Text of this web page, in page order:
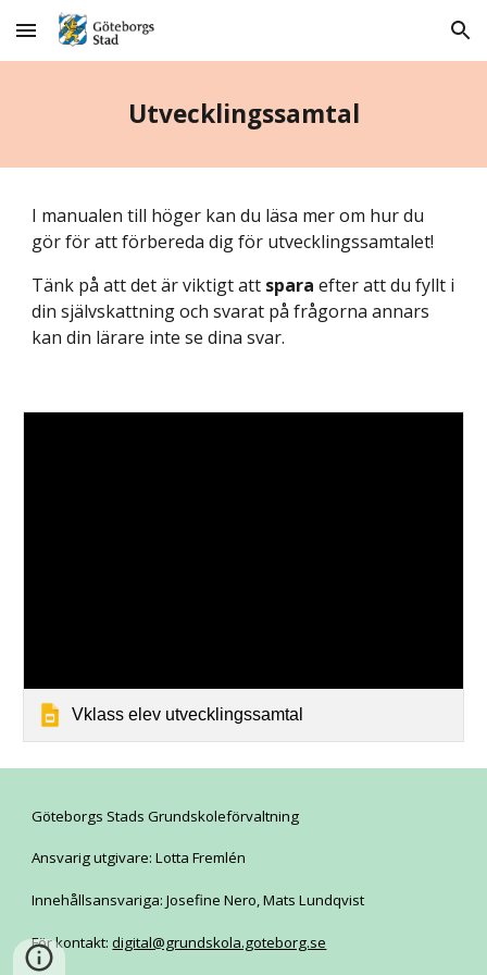
Skip to main content Skip to navigation
Utvecklingssamtal
I manualen till höger kan du läsa mer om hur du
gör för att förbereda dig för utvecklingssamtalet!
Tänk på att det är viktigt att sparaefter att du fyllt i
din självskattning och svarat på frågorna annars
kan din lärare inte se dina svar.
Vklass elev utvecklingssamtal
Göteborgs Stads Grundskoleförvaltning
Ansvarig utgivare: Lotta Fremlén
Innehållsansvariga: Josefine Nero, Mats Lundqvist
För kontakt:digital@grundskola.goteborg.se